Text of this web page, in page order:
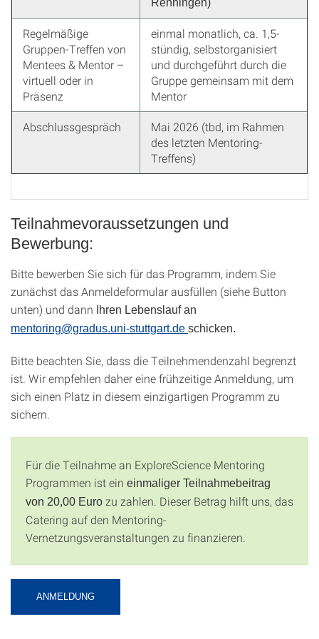
Renningen)
Regelmäßige
Gruppen-Treffen von
Mentees & Mentor –
virtuell oder in
Präsenz
einmal monatlich, ca. 1,5-
stündig, selbstorganisiert
und durchgeführt durch die
Gruppe gemeinsam mit dem
Mentor
Abschlussgespräch
Mai 2026 (tbd, im Rahmen
des letzten Mentoring-
Treffens)
Teilnahmevoraussetzungen und
Bewerbung:
Bitte bewerben Sie sich für das Programm, indem Sie
zunächst das Anmeldeformular ausfüllen (siehe Button
unten) und dann
Ihren Lebenslauf an
mentoring@gradus.uni-stuttgart.de schicken.
Bitte beachten Sie, dass die Teilnehmendenzahl begrenzt
ist. Wir empfehlen daher eine frühzeitige Anmeldung, um
sich einen Platz in diesem einzigartigen Programm zu
sichern.
Für die Teilnahme an ExploreScience Mentoring
Programmen ist ein einmaliger Teilnahmebeitrag
von 20,00 Euro zu zahlen. Dieser Betrag hilft uns, das
Catering auf den Mentoring-
Vernetzungsveranstaltungen zu finanzieren.
ANMELDUNG